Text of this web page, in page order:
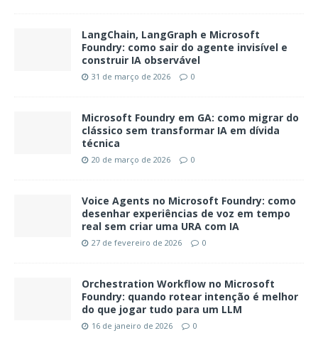
LangChain, LangGraph e Microsoft
Foundry: como sair do agente invisível e
construir IA observável
31 de março de 2026 0
Microsoft Foundry em GA: como migrar do
clássico sem transformar IA em dívida
técnica
20 de março de 2026 0
Voice Agents no Microsoft Foundry: como
desenhar experiências de voz em tempo
real sem criar uma URA com IA
27 de fevereiro de 2026 0
Orchestration Workflow no Microsoft
Foundry: quando rotear intenção é melhor
do que jogar tudo para um LLM
16 de janeiro de 2026 0